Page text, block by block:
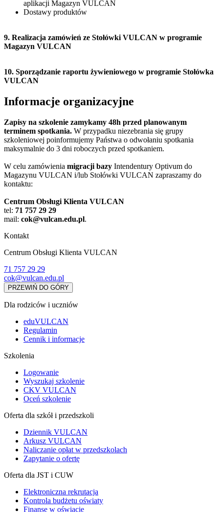
aplikacji Magazyn VULCAN
Dostawy produktów
9. Realizacja zamówień ze Stołówki VULCAN w programie
Magazyn VULCAN
10. Sporządzanie raportu żywieniowego w programie Stołówka
VULCAN
Informacje organizacyjne
Zapisy na szkolenie zamykamy 48h przed planowanym
terminem spotkania. W przypadku niezebrania się grupy
szkoleniowej poinformujemy Państwa o odwołaniu spotkania
maksymalnie do 3 dni roboczych przed spotkaniem.
W celu zamówienia migracji bazy Intendentury Optivum do
Magazynu VULCAN i/lub Stołówki VULCAN zapraszamy do
kontaktu:
Centrum Obsługi Klienta VULCAN
tel: 71 757 29 29
mail: cok@vulcan.edu.pl.
Kontakt
Centrum Obsługi Klienta VULCAN
71 757 29 29
cok@vulcan.edu.pl
PRZEWIŃ DO GÓRY
Dla rodziców i uczniów
eduVULCAN
Regulamin
Cennik i informacje
Szkolenia
Logowanie
Wyszukaj szkolenie
CKV VULCAN
Oceń szkolenie
Oferta dla szkół i przedszkoli
Dziennik VULCAN
Arkusz VULCAN
Naliczanie opłat w przedszkolach
Zapytanie o ofertę
Oferta dla JST i CUW
Elektroniczna rekrutacja
Kontrola budżetu oświaty
Finanse w oświacie